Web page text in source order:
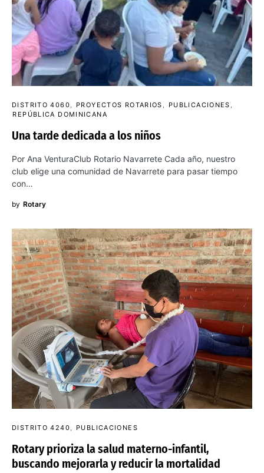
DISTRITO 4060 PROYECTOS ROTARIOS
PUBLICACIONES
REPÚBLICA DOMINICANA
Una tarde dedicada a los niños
Por Ana VenturaClub Rotario Navarrete Cada año, nuestro
club elige una comunidad de Navarrete para pasar tiempo
con…
by Rotary
DISTRITO 4240 PUBLICACIONES
Rotary prioriza la salud materno-infantil,
buscando mejorarla y reducir la mortalidad